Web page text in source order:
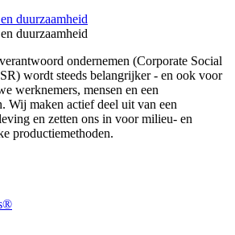
duurzaamheid
duurzaamheid
ondernemen (Corporate Social
wordt steeds belangrijker - en ook voor
werknemers, mensen en een
Wij maken actief deel uit van een
en zetten ons in voor milieu- en
productiemethoden.